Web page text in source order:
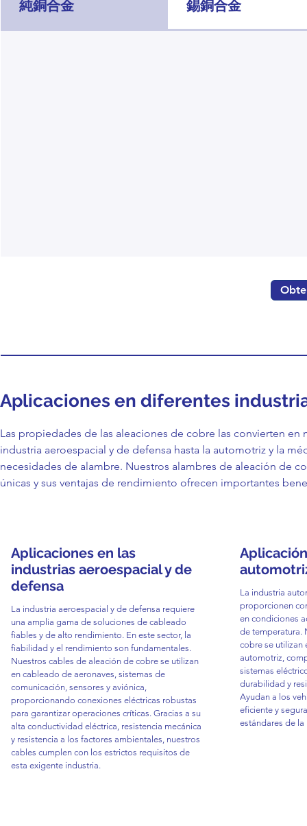
純銅合金 錫銅合金
Aplicaciones en diferentes
Las propiedades de las aleaciones de cobre las convierten
industria aeroespacial y de defensa hasta la automotriz y la
necesidades de alambre. Nuestros alambres de aleación de
únicas y sus ventajas de rendimiento ofrecen importantes
Aplicaciones en las
industrias aeroespacial y de
defensa
La industria aeroespacial y de defensa requiere
una amplia gama de soluciones de cableado
fiables y de alto rendimiento. En este sector, la
fiabilidad y el rendimiento son fundamentales.
Nuestros cables de aleación de cobre se utilizan
en cableado de aeronaves, sistemas de
comunicación, sensores y aviónica,
proporcionando conexiones eléctricas robustas
para garantizar operaciones críticas. Gracias a su
alta conductividad eléctrica, resistencia mecánica
y resistencia a los factores ambientales, nuestros
cables cumplen con los estrictos requisitos de
esta exigente industria.
La industria
proporcionen
en condiciones
de temperatura.
cobre se utilizan
automotriz,
sistemas
durabilidad y
Ayudan a los
eficiente y
estándares de